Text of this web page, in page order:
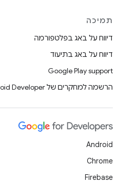
תמיכה
דיווח על באג בפלטפורמה
דיווח על באג בתיעוד
Google Play support
הרשמה למחקרים של Android Developer
Android
Chrome
Firebase